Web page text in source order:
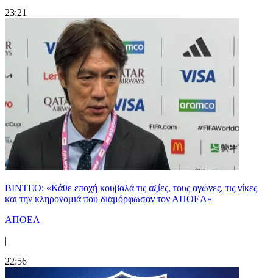
23:21
ΒΙΝΤΕΟ: «Κάθε εποχή κουβαλά τις αξίες, τους αγώνες, τις νίκες
και την κληρονομιά που διαμόρφωσαν τον ΑΠΟΕΛ»
ΑΠΟΕΛ
|
22:56